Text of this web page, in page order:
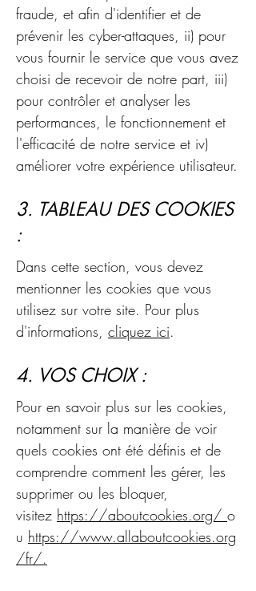
fraude, et afin d'identifier et de
prévenir les cyber-attaques, ii) pour
vous fournir le service que vous avez
choisi de recevoir de notre part, iii)
pour contrôler et analyser les
performances, le fonctionnement et
l'efficacité de notre service et iv)
améliorer votre expérience utilisateur.
3. TABLEAU DES COOKIES
:
Dans cette section, vous devez
mentionner les cookies que vous
utilisez sur votre site. Pour plus
d'informations, cliquez ici.
4. VOS CHOIX :
Pour en savoir plus sur les cookies,
notamment sur la manière de voir
quels cookies ont été définis et de
comprendre comment les gérer, les
supprimer ou les bloquer,
visitez https://aboutcookies.org/ o
u https://www.allaboutcookies.org
/fr/.